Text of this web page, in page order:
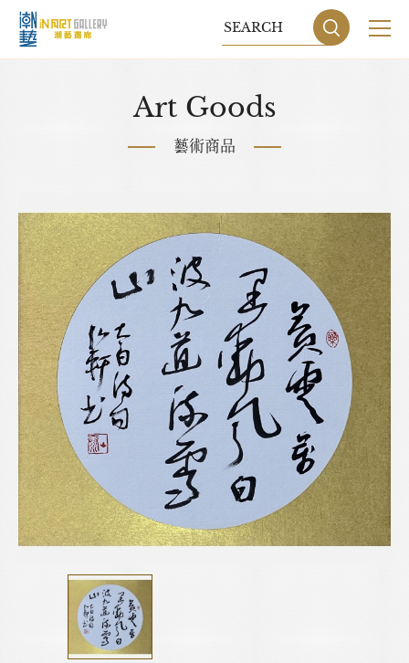
藝術商品
收藏交流
網站地圖 隱私權政策
DESIGN BY GRNET
Art Goods
藝術商品